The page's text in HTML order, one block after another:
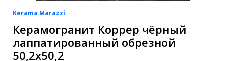
Kerama Marazzi
Керамогранит Коррер чёрный
лаппатированный обрезной
50,2х50,2